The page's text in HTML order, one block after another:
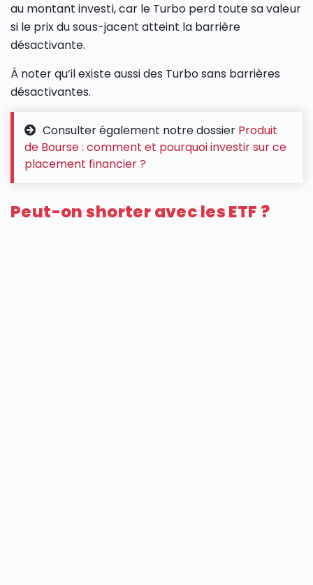
au montant investi, car le Turbo perd toute sa valeur
si le prix du sous-jacent atteint la barrière
désactivante.
À noter qu’il existe aussi des Turbo sans barrières
désactivantes.
Consulter également notre dossier Produit
de Bourse : comment et pourquoi investir sur ce
placement financier ?
Peut-on shorter avec les ETF ?